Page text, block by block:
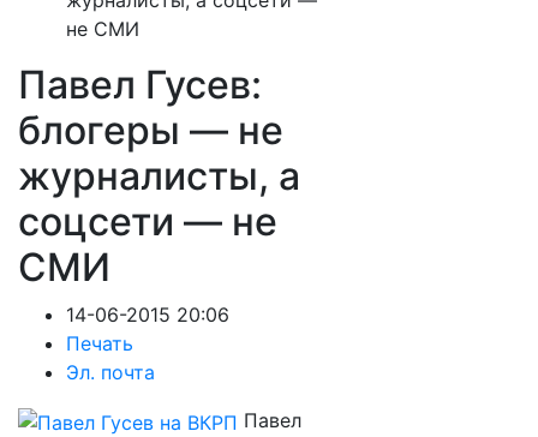
не СМИ
Павел Гусев:
блогеры — не
журналисты, а
соцсети — не
СМИ
14-06-2015 20:06
Печать
Эл. почта
Павел